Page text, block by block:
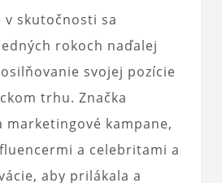
v skutočnosti sa
rokoch naďalej
svojej pozície
trhu. Značka
marketingové kampane,
a celebritami a
aby prilákala a